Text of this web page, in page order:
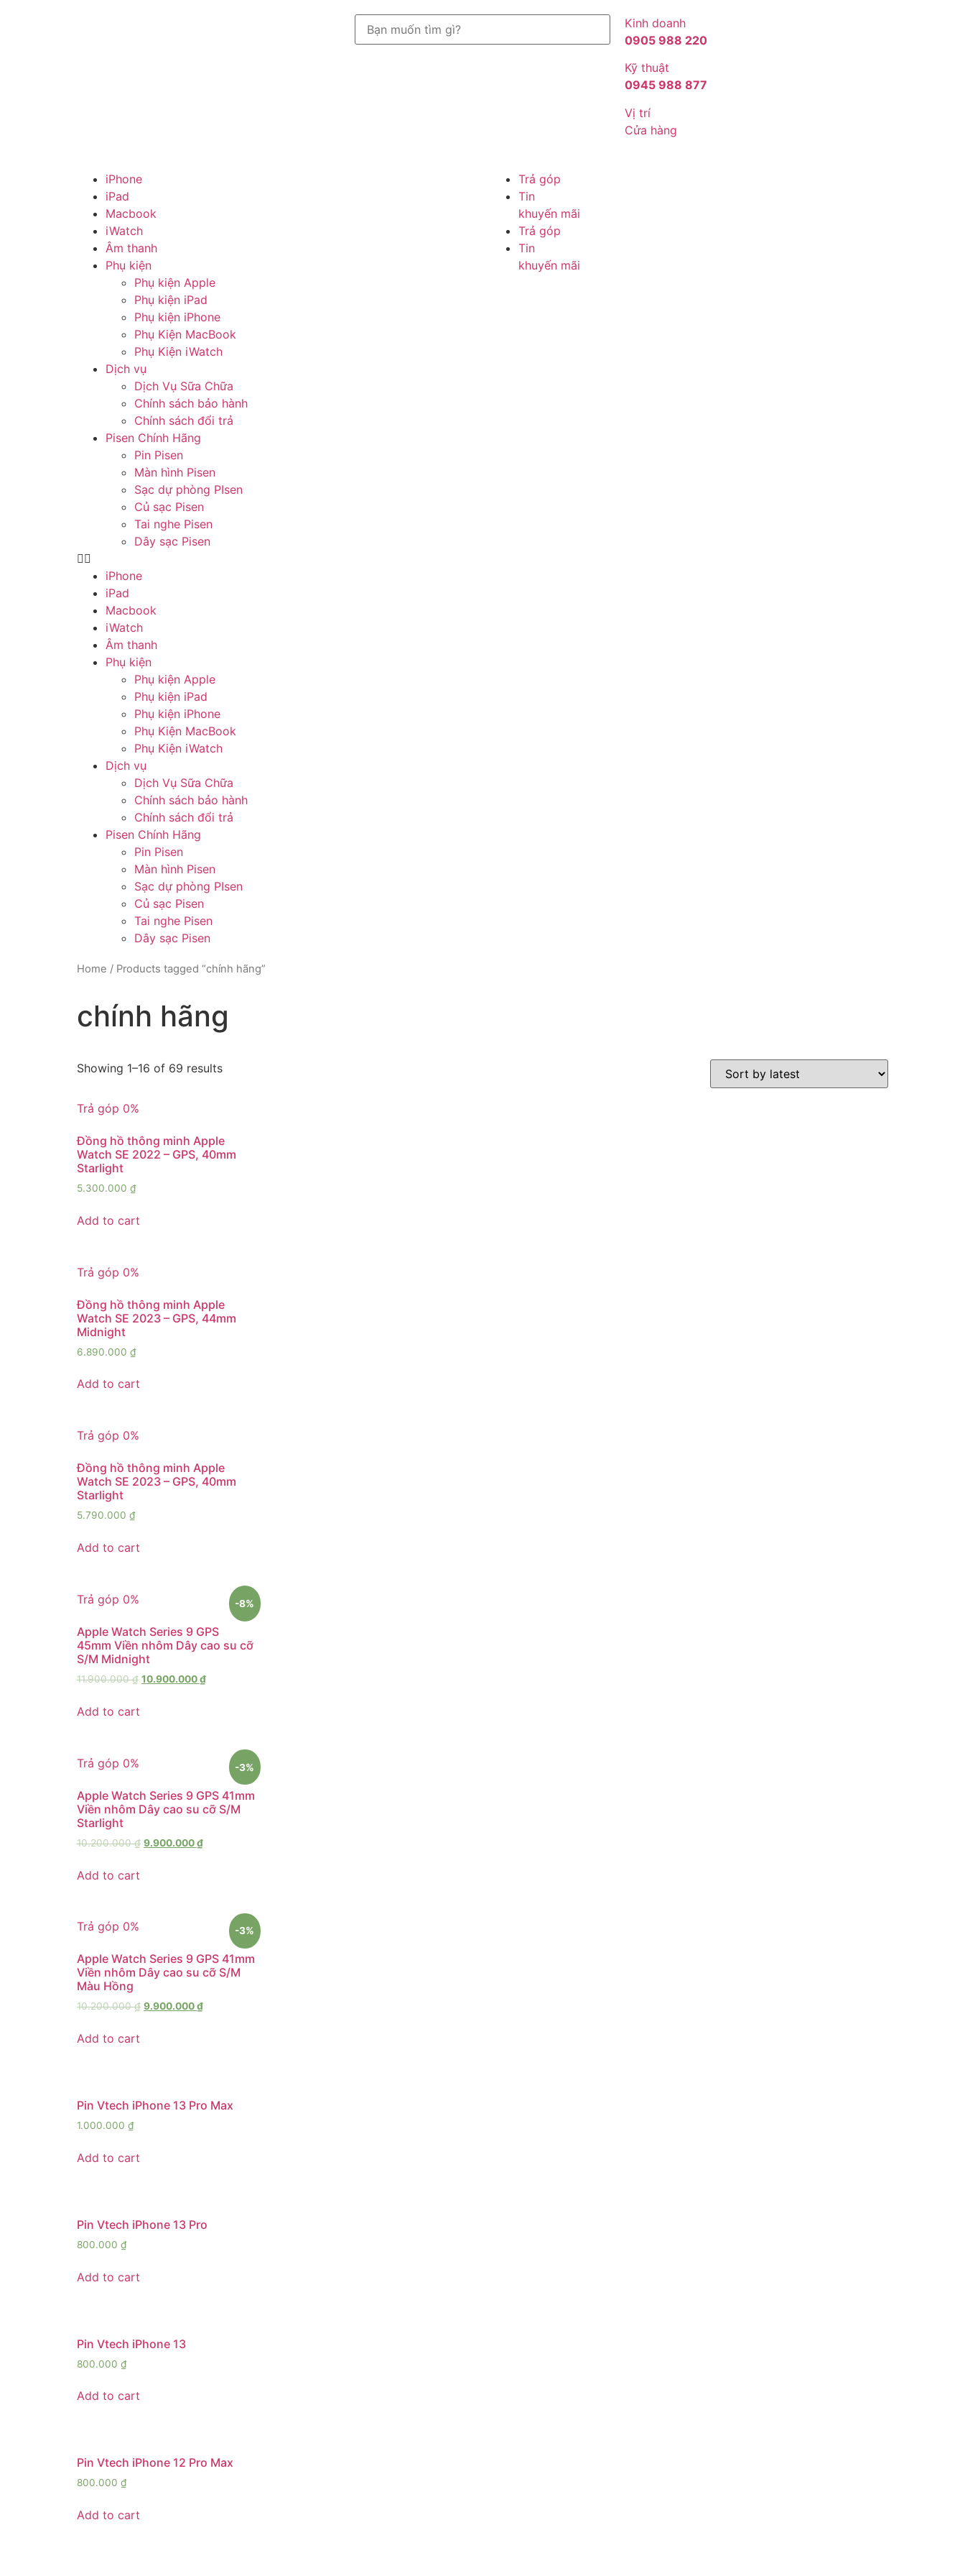
Kinh doanh
0905 988 220
Kỹ thuật
0945 988 877
Vị trí
Cửa hàng
iPhone
iPad
Macbook
iWatch
Âm thanh
Phụ kiện
Phụ kiện Apple
Phụ kiện iPad
Phụ kiện iPhone
Phụ Kiện MacBook
Phụ Kiện iWatch
Dịch vụ
Dịch Vụ Sữa Chữa
Chính sách bảo hành
Chính sách đổi trả
Pisen Chính Hãng
Pin Pisen
Màn hình Pisen
Sạc dự phòng PIsen
Củ sạc Pisen
Tai nghe Pisen
Dây sạc Pisen
iPhone
iPad
Macbook
iWatch
Âm thanh
Phụ kiện
Phụ kiện Apple
Phụ kiện iPad
Phụ kiện iPhone
Phụ Kiện MacBook
Phụ Kiện iWatch
Dịch vụ
Dịch Vụ Sữa Chữa
Chính sách bảo hành
Chính sách đổi trả
Pisen Chính Hãng
Pin Pisen
Màn hình Pisen
Sạc dự phòng PIsen
Củ sạc Pisen
Tai nghe Pisen
Dây sạc Pisen
Trả góp
Tin
khuyến mãi
Trả góp
Tin
khuyến mãi
Home / Products tagged “chính hãng”
chính hãng
Showing 1–16 of 69 results
Trả góp 0%
Đồng hồ thông minh Apple
Watch SE 2022 – GPS, 40mm
Starlight
5.300.000 ₫
Add to cart
Trả góp 0%
Đồng hồ thông minh Apple
Watch SE 2023 – GPS, 44mm
Midnight
6.890.000 ₫
Add to cart
Trả góp 0%
Đồng hồ thông minh Apple
Watch SE 2023 – GPS, 40mm
Starlight
5.790.000 ₫
Add to cart
Trả góp 0% -8%
Apple Watch Series 9 GPS
45mm Viền nhôm Dây cao su cỡ
S/M Midnight
11.900.000₫ 10.900.000₫
Add to cart
Trả góp 0% -3%
Apple Watch Series 9 GPS 41mm
Viền nhôm Dây cao su cỡ S/M
Starlight
10.200.000₫ 9.900.000₫
Add to cart
Trả góp 0% -3%
Apple Watch Series 9 GPS 41mm
Viền nhôm Dây cao su cỡ S/M
Màu Hồng
10.200.000₫ 9.900.000₫
Add to cart
Pin Vtech iPhone 13 Pro Max
1.000.000 ₫
Add to cart
Pin Vtech iPhone 13 Pro
800.000 ₫
Add to cart
Pin Vtech iPhone 13
800.000 ₫
Add to cart
Pin Vtech iPhone 12 Pro Max
800.000 ₫
Add to cart